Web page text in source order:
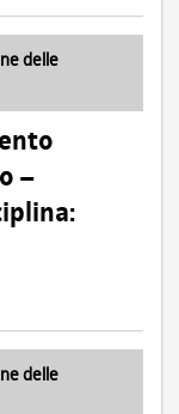
delle
–
delle